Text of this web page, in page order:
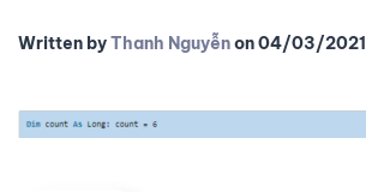
Written byThanh Nguyễnon04/03/2021